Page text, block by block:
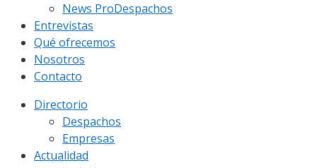
News ProDespachos
Entrevistas
Qué ofrecemos
Nosotros
Contacto
Directorio
Despachos
Empresas
Actualidad